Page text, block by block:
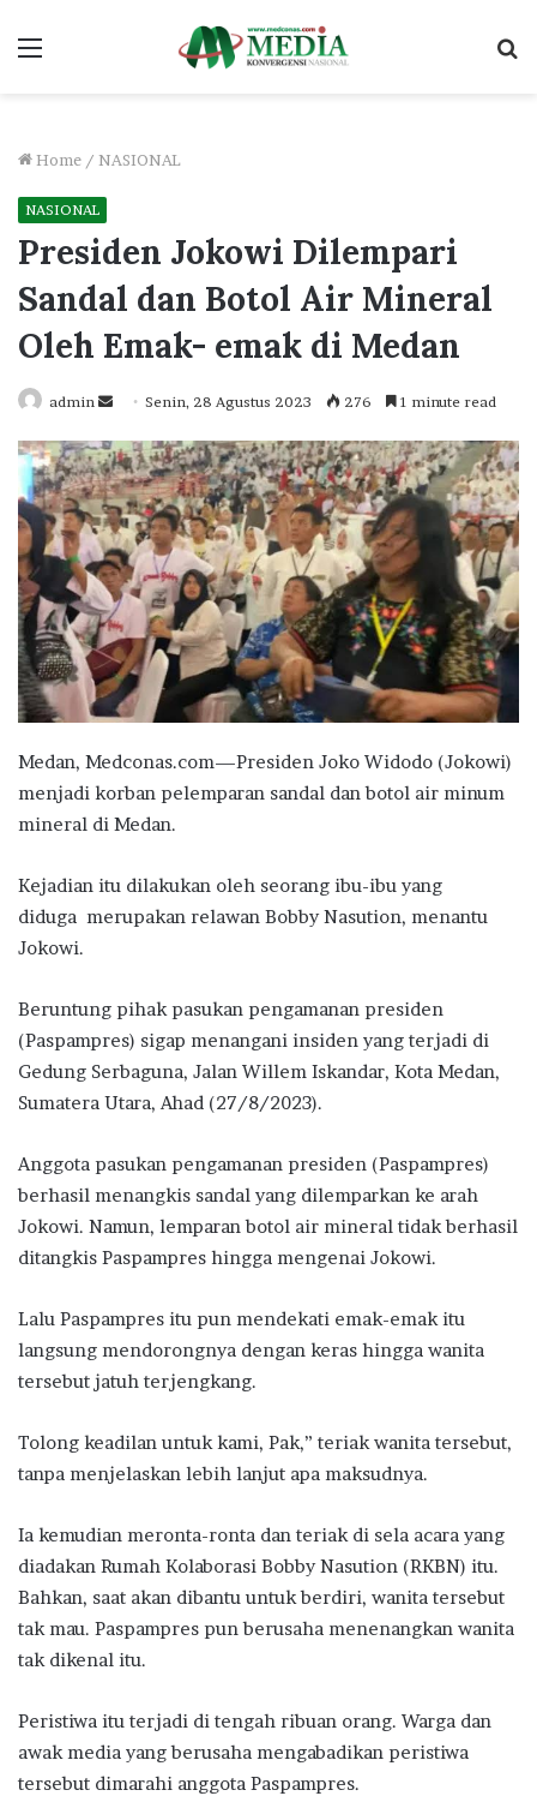
Menu
Home / NASIONAL
NASIONAL
Presiden Jokowi Dilempari
Sandal dan Botol Air Mineral
Oleh Emak- emak di Medan
admin
Send
email
Senin, 28 Agustus 2023 276 1 minute read
Medan, Medconas.com—Presiden Joko Widodo (Jokowi)
menjadi korban pelemparan sandal dan botol air minum
mineral di Medan.
Kejadian itu dilakukan oleh seorang ibu-ibu yang
diduga merupakan relawan Bobby Nasution, menantu
Jokowi.
Beruntung pihak pasukan pengamanan presiden
(Paspampres) sigap menangani insiden yang terjadi di
Gedung Serbaguna, Jalan Willem Iskandar, Kota Medan,
Sumatera Utara, Ahad (27/8/2023).
Anggota pasukan pengamanan presiden (Paspampres)
berhasil menangkis sandal yang dilemparkan ke arah
Jokowi. Namun, lemparan botol air mineral tidak berhasil
ditangkis Paspampres hingga mengenai Jokowi.
Lalu Paspampres itu pun mendekati emak-emak itu
langsung mendorongnya dengan keras hingga wanita
tersebut jatuh terjengkang.
Tolong keadilan untuk kami, Pak,” teriak wanita tersebut,
tanpa menjelaskan lebih lanjut apa maksudnya.
Ia kemudian meronta-ronta dan teriak di sela acara yang
diadakan Rumah Kolaborasi Bobby Nasution (RKBN) itu.
Bahkan, saat akan dibantu untuk berdiri, wanita tersebut
tak mau. Paspampres pun berusaha menenangkan wanita
tak dikenal itu.
Peristiwa itu terjadi di tengah ribuan orang. Warga dan
awak media yang berusaha mengabadikan peristiwa
tersebut dimarahi anggota Paspampres.